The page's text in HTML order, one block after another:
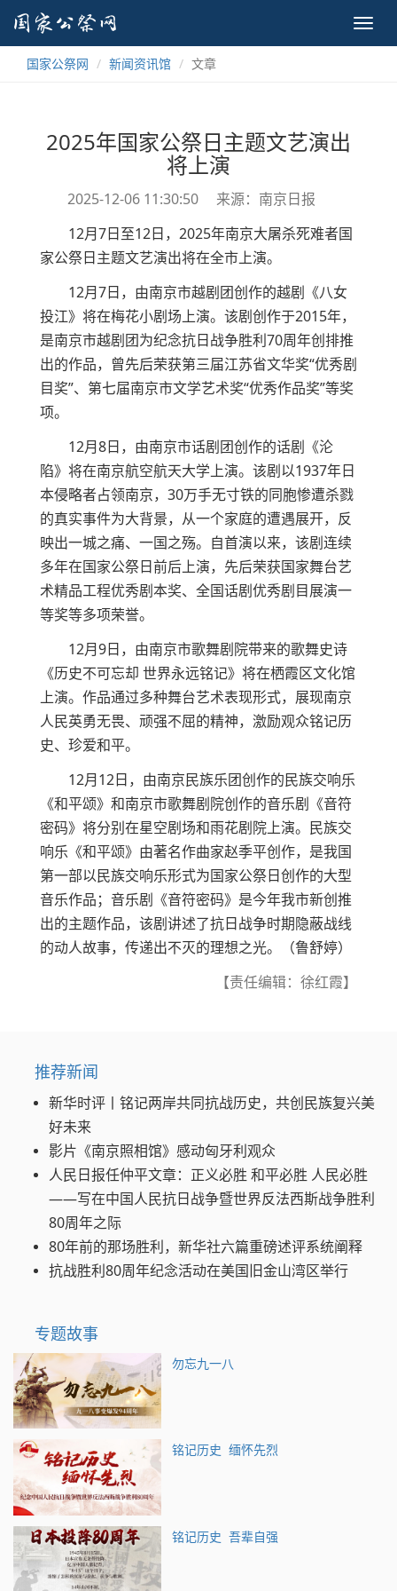
国家公祭网
新闻资讯馆 文章
2025年国家公祭日主题文艺演出
将上演
2025-12-06 11:30:50
来源：南京日报
12月7日至12日，2025年南京大屠杀死难者国
家公祭日主题文艺演出将在全市上演。
12月7日，由南京市越剧团创作的越剧《八女
投江》将在梅花小剧场上演。该剧创作于2015年，
是南京市越剧团为纪念抗日战争胜利70周年创排推
出的作品，曾先后荣获第三届江苏省文华奖“优秀剧
目奖”、第七届南京市文学艺术奖“优秀作品奖”等奖
项。
12月8日，由南京市话剧团创作的话剧《沦
陷》将在南京航空航天大学上演。该剧以1937年日
本侵略者占领南京，30万手无寸铁的同胞惨遭杀戮
的真实事件为大背景，从一个家庭的遭遇展开，反
映出一城之痛、一国之殇。自首演以来，该剧连续
多年在国家公祭日前后上演，先后荣获国家舞台艺
术精品工程优秀剧本奖、全国话剧优秀剧目展演一
等奖等多项荣誉。
12月9日，由南京市歌舞剧院带来的歌舞史诗
《历史不可忘却 世界永远铭记》将在栖霞区文化馆
上演。作品通过多种舞台艺术表现形式，展现南京
人民英勇无畏、顽强不屈的精神，激励观众铭记历
史、珍爱和平。
12月12日，由南京民族乐团创作的民族交响乐
《和平颂》和南京市歌舞剧院创作的音乐剧《音符
密码》将分别在星空剧场和雨花剧院上演。民族交
响乐《和平颂》由著名作曲家赵季平创作，是我国
第一部以民族交响乐形式为国家公祭日创作的大型
音乐作品；音乐剧《音符密码》是今年我市新创推
出的主题作品，该剧讲述了抗日战争时期隐蔽战线
的动人故事，传递出不灭的理想之光。（鲁舒婷）
【责任编辑：徐红霞】
推荐新闻
新华时评丨铭记两岸共同抗战历史，共创民族复兴美
好未来
影片《南京照相馆》感动匈牙利观众
人民日报任仲平文章：正义必胜 和平必胜 人民必胜
——写在中国人民抗日战争暨世界反法西斯战争胜利
80周年之际
80年前的那场胜利，新华社六篇重磅述评系统阐释
抗战胜利80周年纪念活动在美国旧金山湾区举行
专题故事
勿忘九一八
铭记历史 缅怀先烈
铭记历史 吾辈自强